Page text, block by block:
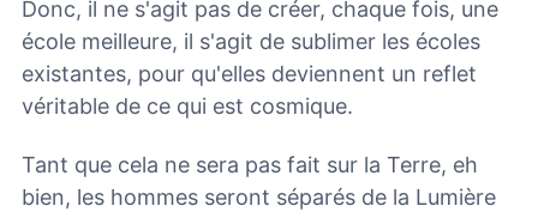
Donc, il ne s'agit pas de créer, chaque fois, une
école meilleure, il s'agit de sublimer les écoles
existantes, pour qu'elles deviennent un reflet
véritable de ce qui est cosmique.
Tant que cela ne sera pas fait sur la Terre, eh
bien, les hommes seront séparés de la Lumière